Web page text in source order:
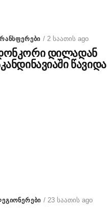
/ 2 საათის ago
დილადან
წავიდა
/ 23 საათის ago